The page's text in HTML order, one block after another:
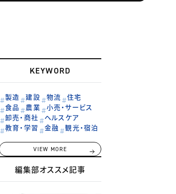
KEYWORD
製造 建設 物流
住宅
食品
農業
小売・サービス
卸売・商社
ヘルスケア
教育・学習
金融 観光・宿泊
VIEW MORE
編集部オススメ記事